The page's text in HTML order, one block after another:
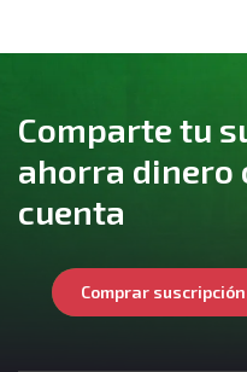
Comparte tu
ahorra dinero
cuenta
Comprar suscripción